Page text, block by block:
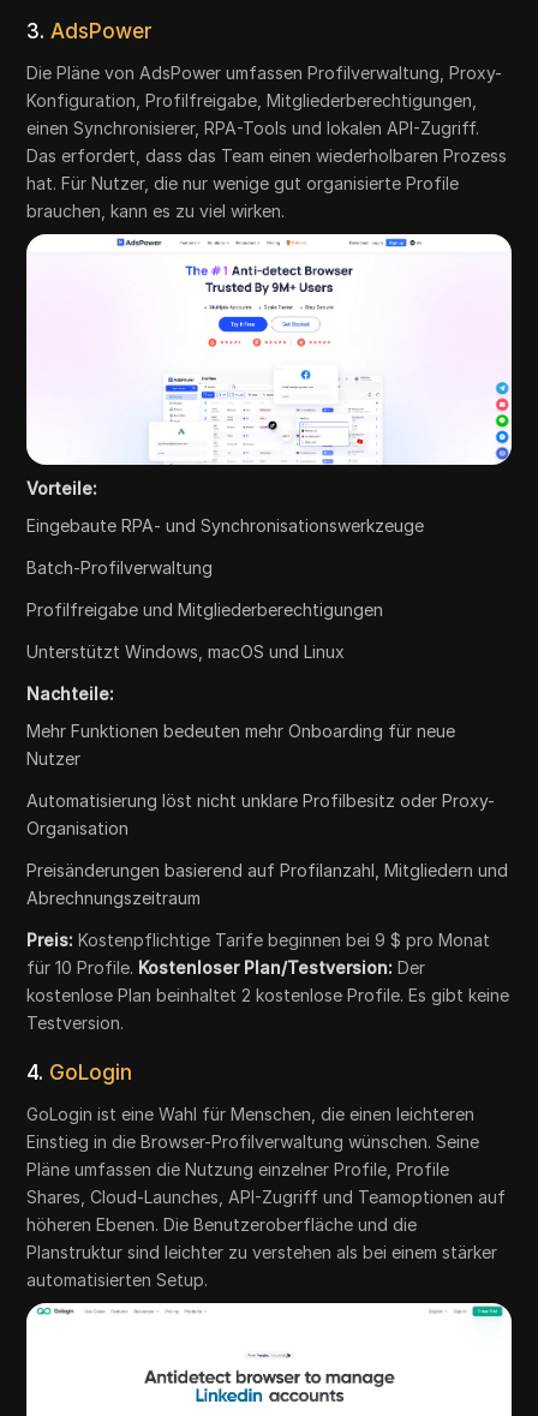
3.AdsPower
Die Pläne von AdsPower umfassen Profilverwaltung, Proxy-
Konfiguration, Profilfreigabe, Mitgliederberechtigungen,
einen Synchronisierer, RPA-Tools und lokalen API-Zugriff.
Das erfordert, dass das Team einen wiederholbaren Prozess
hat. Für Nutzer, die nur wenige gut organisierte Profile
brauchen, kann es zu viel wirken.
Vorteile:
Eingebaute RPA- und Synchronisationswerkzeuge
Batch-Profilverwaltung
Profilfreigabe und Mitgliederberechtigungen
Unterstützt Windows, macOS und Linux
Nachteile:
Mehr Funktionen bedeuten mehr Onboarding für neue
Nutzer
Automatisierung löst nicht unklare Profilbesitz oder Proxy-
Organisation
Preisänderungen basierend auf Profilanzahl, Mitgliedern und
Abrechnungszeitraum
Preis: Kostenpflichtige Tarife beginnen bei 9 $ pro Monat
für 10 Profile. Kostenloser Plan/Testversion: Der
kostenlose Plan beinhaltet 2 kostenlose Profile. Es gibt keine
Testversion.
4. GoLogin
GoLogin ist eine Wahl für Menschen, die einen leichteren
Einstieg in die Browser-Profilverwaltung wünschen. Seine
Pläne umfassen die Nutzung einzelner Profile, Profile
Shares, Cloud-Launches, API-Zugriff und Teamoptionen auf
höheren Ebenen. Die Benutzeroberfläche und die
Planstruktur sind leichter zu verstehen als bei einem stärker
automatisierten Setup.